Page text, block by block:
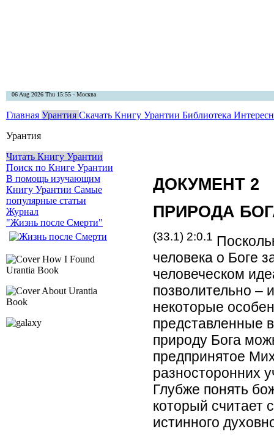
06 Aug 2026 Thu 15:55 - Москва
Главная Урантия Скачать Книгу Урантии Библиотека
Урантия
Читать Книгу Урантии
Поиск по Книге Урантии
В помощь изучающим
Книгу Урантии Самые
популярные статьи
Журнал
"Жизнь после Смерти"
ДОКУМЕНТ 2
ПРИРОДА
(33.1) 2:0.1
человека о Боге
человеческом
позволительно –
некоторые
представленные
природу Бога
предпринятое
разносторонних
Глубже понять
который считает
истинного